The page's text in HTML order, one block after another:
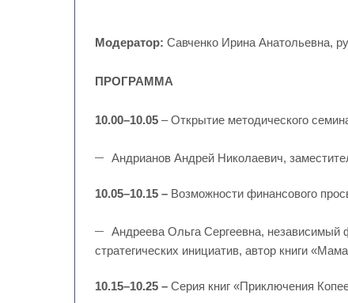
Модератор: Савченко Ирина Анатольевна,
ПРОГРАММА
10.00–10.05 – Открытие методического
Андрианов Андрей Николаевич,
10.05–10.15 – Возможности финансового
Андреева Ольга Сергеевна, независимый
стратегических инициатив, автор книги
10.15–10.25 – Серия книг «Приключения